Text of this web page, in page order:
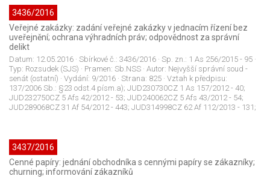
3436/2016
Veřejné zakázky: zadání veřejné zakázky v jednacím řízení bez
uveřejnění; ochrana výhradních práv; odpovědnost za správní
delikt
Datum: 12.05.2016 · Sbírkové č.: 3436/2016 · Sp. zn.: 1 As 256/2015 - 95 ·
Typ: Rozsudek (SJS) · Pramen: Sb.NSS · Autor: Nejvyšší správní soud -
senát (ostatní) · Vydání: 9/2016 · Strana: 825 · Vztah k předpisu:
137/2006 Sb.: §23 odst.4 písm.a); JUD230730CZ 1 As 157/2012 - 40;
JUD232750CZ 5 Afs 42/2012 - 53; JUD240062CZ 5 Afs 43/2012 - 54;
JUD289068CZ 31 Af 54/2012 - 443; JUD314998CZ 62 Af 112/2013 - 131;
3437/2016
Cenné papíry: jednání obchodníka s cennými papíry se zákazníky;
churning; informování zákazníků